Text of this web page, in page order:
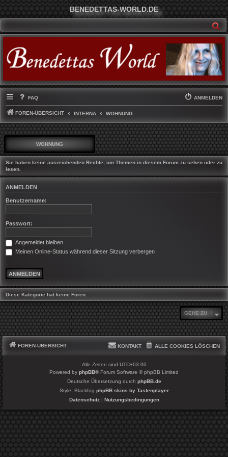
BENEDETTAS-WORLD.DE
FAQ ANMELDEN
FOREN-ÜBERSICHT INTERNA WOHNUNG
WOHNUNG
Sie haben keine ausreichenden Rechte, um Themen in diesem Forum zu sehen oder zu
lesen.
ANMELDEN
Benutzername:
Passwort:
Angemeldet bleiben
Meinen Online-Status während dieser Sitzung verbergen
Diese Kategorie hat keine Foren.
GEHE ZU
FOREN-ÜBERSICHT ALLE COOKIES LÖSCHEN
KONTAKT
Alle Zeiten sind UTC+03:00
Powered by phpBB® Forum Software © phpBB Limited
Deutsche Übersetzung durch phpBB.de
Style: Blackfog phpBB skins by Tastenplayer
Datenschutz| Nutzungsbedingungen